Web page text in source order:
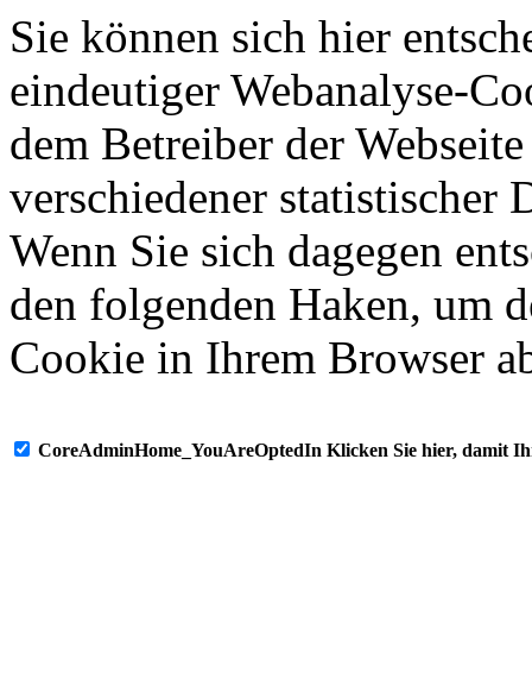
Sie können sich hier
eindeutiger Webanalyse-
dem Betreiber der
verschiedener statistischer
Wenn Sie sich dagegen
den folgenden Haken, um
Cookie in Ihrem Browser
CoreAdminHome_YouAreOptedIn Klicken Sie hier, damit